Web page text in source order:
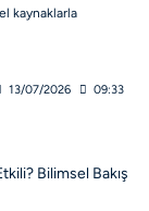
kaynaklarla
13/07/2026 09:33